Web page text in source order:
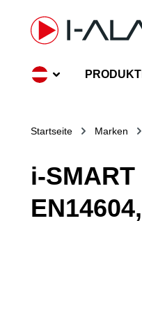
springen
Startseite Marken
i-